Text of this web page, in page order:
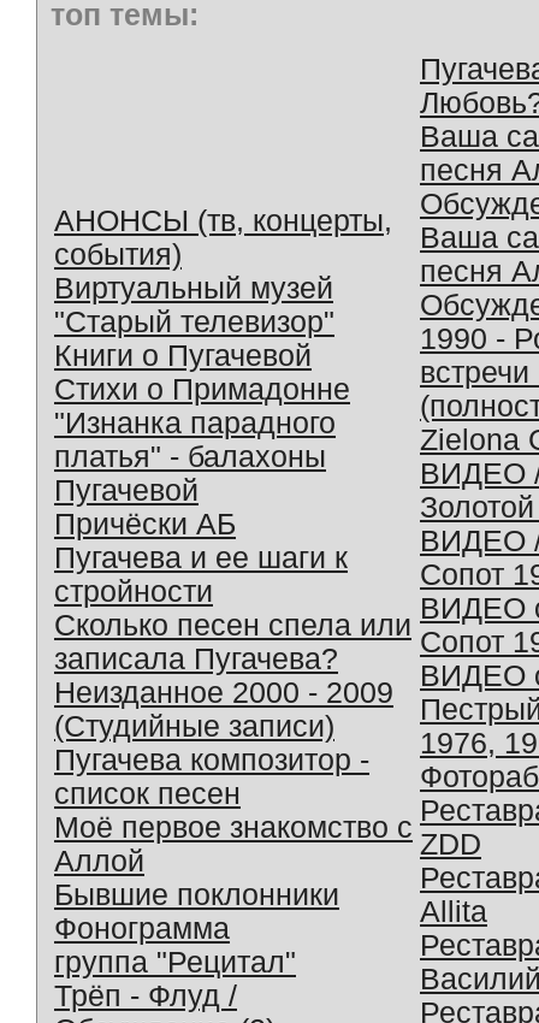
топ темы:
АНОНСЫ (тв, концерты,
события)
Виртуальный музей
"Старый телевизор"
Книги о Пугачевой
Стихи о Примадонне
"Изнанка парадного
платья" - балахоны
Пугачевой
Причёски АБ
Пугачева и ее шаги к
стройности
Сколько песен спела или
записала Пугачева?
Неизданное 2000 - 2009
(Студийные записи)
Пугачева композитор -
список песен
Моё первое знакомство с
Аллой
Бывшие поклонники
Фонограмма
группа "Рецитал"
Трёп - Флуд /
Ваша
песня
Ваша
песня
1990 -
Zielona
ВИДЕО
ВИДЕО
Сопот
ВИДЕО
Сопот
ВИДЕО
1976,
ZDD
Allita